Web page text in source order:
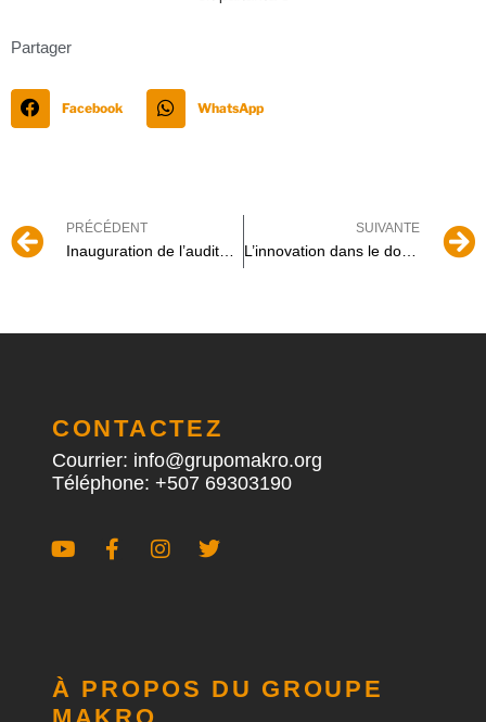
Partager
Facebook WhatsApp
PRÉCÉDENT SUIVANTE
L’innovation dans le domaine des machines lourdes privilégie le respect de l’environnement
CONTACTEZ
Courrier: info@grupomakro.org
Téléphone: +507 69303190
À PROPOS DU GROUPE